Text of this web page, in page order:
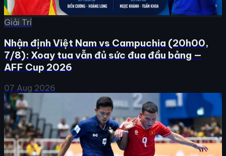
Giải Trí
Nhận định Việt Nam vs Campuchia (20h00,
7/8): Xoay tua vẫn đủ sức đua đầu bảng —
AFF Cup 2026
07 Aug 2026